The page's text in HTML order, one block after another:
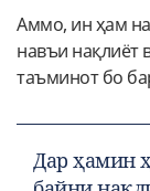
Аммо, ин ҳам
навъи нақлиёт
таъминот бо
Дар ҳамин